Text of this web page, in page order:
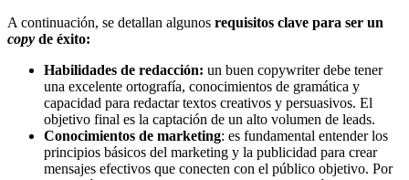
A continuación, se detallan algunos requisitos clave para ser un
copy de éxito:
Habilidades de redacción: un buen copywriter debe tener
una excelente ortografía, conocimientos de gramática y
capacidad para redactar textos creativos y persuasivos. El
objetivo final es la captación de un alto volumen de leads.
Conocimientos de marketing: es fundamental entender los
principios básicos del marketing y la publicidad para crear
mensajes efectivos que conecten con el público objetivo. Por